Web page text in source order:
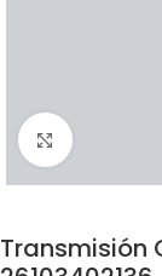
Click to
Transmisión